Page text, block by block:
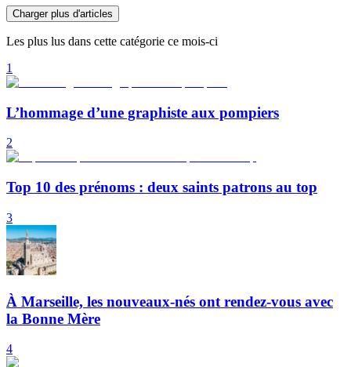
Charger plus d'articles
Les plus lus dans cette catégorie ce mois-ci
1
L’hommage d’une graphiste aux pompiers
2
Top 10 des prénoms : deux saints patrons au top
3
À Marseille, les nouveaux-nés ont rendez-vous avec
la Bonne Mère
4